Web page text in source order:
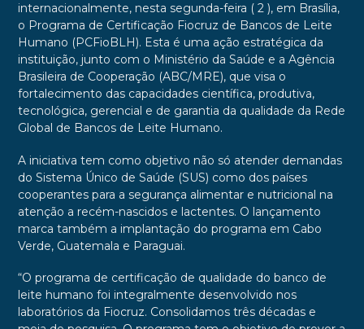
internacionalmente, nesta segunda-feira ( 2 ), em Brasília,
o Programa de Certificação Fiocruz de Bancos de Leite
Humano (PCFioBLH). Esta é uma ação estratégica da
instituição, junto com o Ministério da Saúde e a Agência
Brasileira de Cooperação (ABC/MRE), que visa o
fortalecimento das capacidades científica, produtiva,
tecnológica, gerencial e de garantia da qualidade da Rede
Global de Bancos de Leite Humano.
A iniciativa tem como objetivo não só atender demandas
do Sistema Único de Saúde (SUS) como dos países
cooperantes para a segurança alimentar e nutricional na
atenção a recém-nascidos e lactentes. O lançamento
marca também a implantação do programa em Cabo
Verde, Guatemala e Paraguai.
“O programa de certificação de qualidade do banco de
leite humano foi integralmente desenvolvido nos
laboratórios da Fiocruz. Consolidamos três décadas e